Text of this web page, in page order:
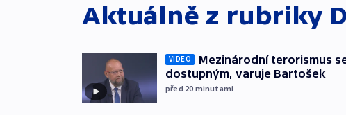
Aktuálně z rubriky
VIDEO
Mezinárodní terorismus
dostupným, varuje Bartošek
před 20 minutami